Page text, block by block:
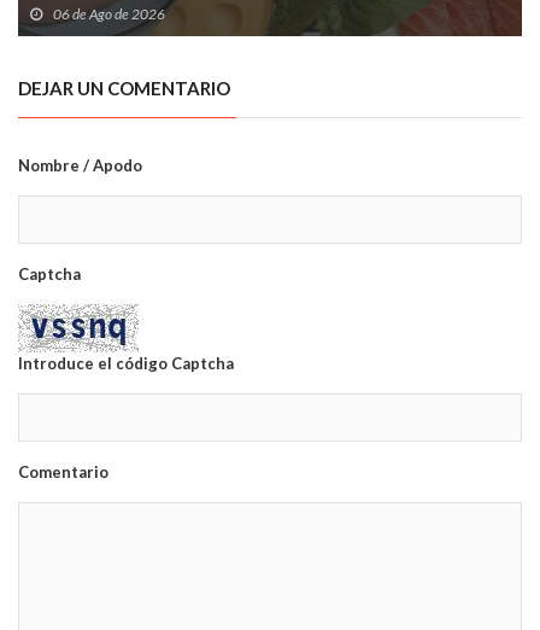
06 de Ago de 2026
DEJAR UN COMENTARIO
Nombre / Apodo
Captcha
Introduce el código Captcha
Comentario